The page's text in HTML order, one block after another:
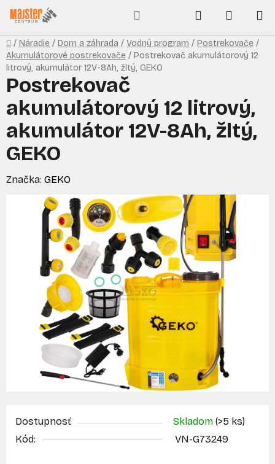
Prejsť
na
obsah
Hľadať
KOŠÍK
Domov
/ Náradie / Dom a záhrada / Vodný program / Postrekovače /
Akumulátorové postrekovače / Postrekovač akumulátorový 12
litrový, akumulátor 12V-8Ah, žltý, GEKO
Dostupnosť Skladom (>5 ks)
Kód:
VN-G73249
Postrekovač
akumulátorový 12 litrový,
akumulátor 12V-8Ah, žltý,
GEKO
Značka: GEKO